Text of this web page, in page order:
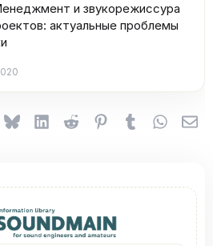
и звукорежиссура
актуальные проблемы
(Twitter)
BlueskyLinkedInReddit Pinterest
Tumblr